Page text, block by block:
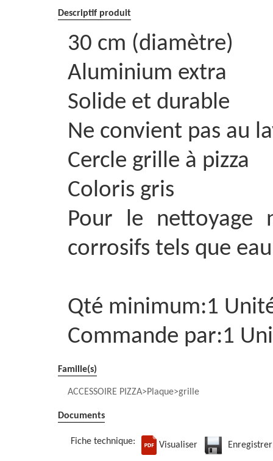
Descriptif produit
30 cm (diamètre)
Aluminium extra
Solide et durable
Ne convient pas au
Cercle grille à pizza
Coloris gris
Pour le nettoyage
corrosifs tels que
Qté minimum:1
Commande par:1
Famille(s)
ACCESSOIRE PIZZA Plaque grille
Documents
Fiche technique: Visualiser Enregistrer